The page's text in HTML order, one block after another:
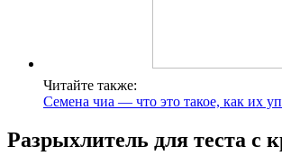
Читайте также:
Семена чиа — что это такое, как их
Разрыхлитель для теста с